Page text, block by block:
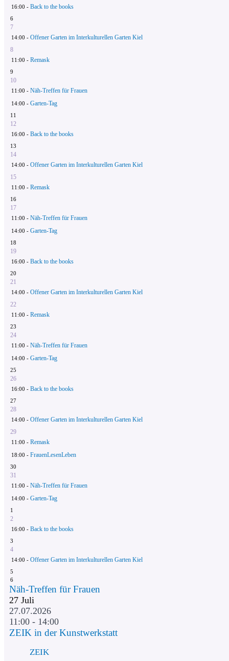
16:00 - Back to the books
6
7
14:00 - Offener Garten im Interkulturellen Garten Kiel
8
11:00 - Remask
9
10
11:00 - Näh-Treffen für Frauen
14:00 - Garten-Tag
11
12
16:00 - Back to the books
13
14
14:00 - Offener Garten im Interkulturellen Garten Kiel
15
11:00 - Remask
16
17
11:00 - Näh-Treffen für Frauen
14:00 - Garten-Tag
18
19
16:00 - Back to the books
20
21
14:00 - Offener Garten im Interkulturellen Garten Kiel
22
11:00 - Remask
23
24
11:00 - Näh-Treffen für Frauen
14:00 - Garten-Tag
25
26
16:00 - Back to the books
27
28
14:00 - Offener Garten im Interkulturellen Garten Kiel
29
11:00 - Remask
18:00 - FrauenLesenLeben
30
31
11:00 - Näh-Treffen für Frauen
14:00 - Garten-Tag
1
2
16:00 - Back to the books
3
4
14:00 - Offener Garten im Interkulturellen Garten Kiel
5
6
Näh-Treffen für Frauen
27 Juli
27.07.2026
11:00 - 14:00
ZEIK in der Kunstwerkstatt
ZEIK